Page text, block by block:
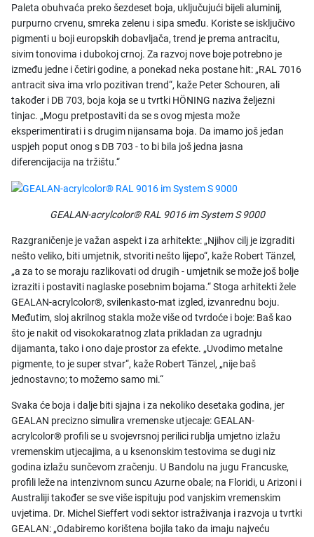
Paleta obuhvaća preko šezdeset boja, uključujući bijeli aluminij,
purpurno crvenu, smreka zelenu i sipa smeđu. Koriste se isključivo
pigmenti u boji europskih dobavljača, trend je prema antracitu,
sivim tonovima i dubokoj crnoj. Za razvoj nove boje potrebno je
između jedne i četiri godine, a ponekad neka postane hit: „RAL 7016
antracit siva ima vrlo pozitivan trend“, kaže Peter Schouren, ali
također i DB 703, boja koja se u tvrtki HÖNING naziva željezni
tinjac. „Mogu pretpostaviti da se s ovog mjesta može
eksperimentirati i s drugim nijansama boja. Da imamo još jedan
uspjeh poput onog s DB 703 - to bi bila još jedna jasna
diferencijacija na tržištu.“
GEALAN-acrylcolor® RAL 9016 im System S 9000
Razgraničenje je važan aspekt i za arhitekte: „Njihov cilj je izgraditi
nešto veliko, biti umjetnik, stvoriti nešto lijepo“, kaže Robert Tänzel,
„a za to se moraju razlikovati od drugih - umjetnik se može još bolje
izraziti i postaviti naglaske posebnim bojama.“ Stoga arhitekti žele
GEALAN-acrylcolor®, svilenkasto-mat izgled, izvanrednu boju.
Međutim, sloj akrilnog stakla može više od tvrdoće i boje: Baš kao
što je nakit od visokokaratnog zlata prikladan za ugradnju
dijamanta, tako i ono daje prostor za efekte. „Uvodimo metalne
pigmente, to je super stvar“, kaže Robert Tänzel, „nije baš
jednostavno; to možemo samo mi.“
Svaka će boja i dalje biti sjajna i za nekoliko desetaka godina, jer
GEALAN precizno simulira vremenske utjecaje: GEALAN-
acrylcolor® profili se u svojevrsnoj perilici rublja umjetno izlažu
vremenskim utjecajima, a u ksenonskim testovima se dugi niz
godina izlažu sunčevom zračenju. U Bandolu na jugu Francuske,
profili leže na intenzivnom suncu Azurne obale; na Floridi, u Arizoni i
Australiji također se sve više ispituju pod vanjskim vremenskim
uvjetima. Dr. Michel Sieffert vodi sektor istraživanja i razvoja u tvrtki
GEALAN: „Odabiremo korištena bojila tako da imaju najveću